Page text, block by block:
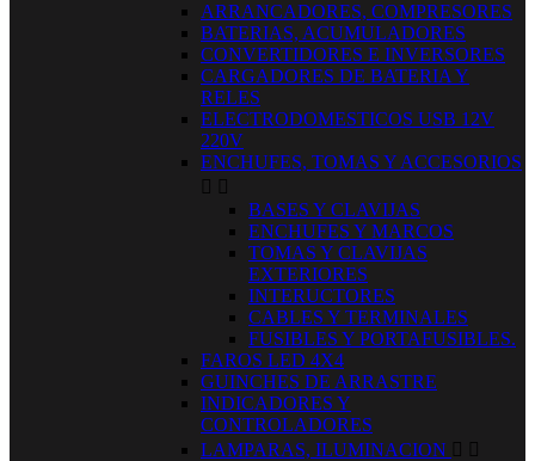
ARRANCADORES, COMPRESORES
BATERIAS, ACUMULADORES
CONVERTIDORES E INVERSORES
CARGADORES DE BATERIA Y
RELES
ELECTRODOMESTICOS USB 12V
220V
ENCHUFES, TOMAS Y ACCESORIOS
 
BASES Y CLAVIJAS
ENCHUFES Y MARCOS
TOMAS Y CLAVIJAS
EXTERIORES
INTERUCTORES
CABLES Y TERMINALES
FUSIBLES Y PORTAFUSIBLES.
FAROS LED 4X4
GUINCHES DE ARRASTRE
INDICADORES Y
CONTROLADORES
LAMPARAS, ILUMINACION  